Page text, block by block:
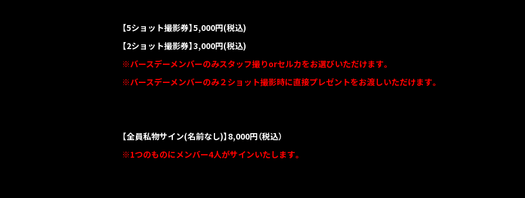
【5ショット撮影券】5,000円(税込)
【2ショット撮影券】3,000円(税込)
※バースデーメンバーのみスタッフ撮りorセルカをお選びいただけます。
※バースデーメンバーのみ２ショット撮影時に直接プレゼントをお渡しいただけます。
【全員私物サイン(名前なし)】8,000円（税込）
※1つのものにメンバー4人がサインいたします。